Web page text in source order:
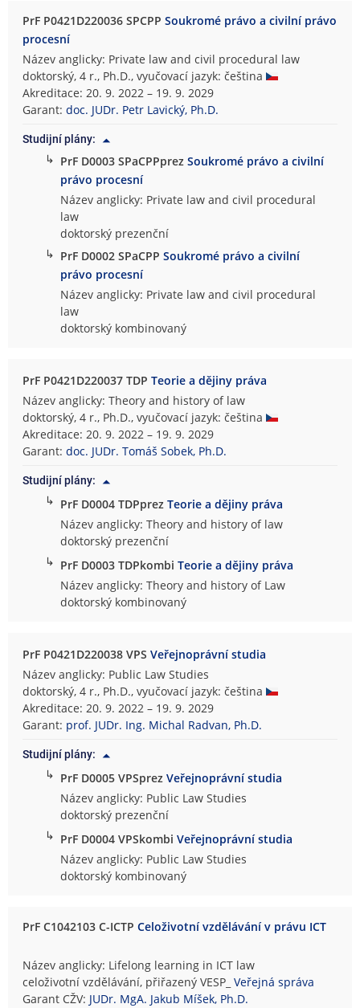
PrF P0421D220036 SPCPPSoukromé právo a civilní právo
procesní
Název anglicky: Private law and civil procedural law
doktorský, 4 r., Ph.D., vyučovací jazyk: čeština
Akreditace: 20. 9. 2022 – 19. 9. 2029
Garant:doc. JUDr. Petr Lavický, Ph.D.
Studijní plány:
↳ PrF D0003 SPaCPPprezSoukromé právo a civilní
právo procesní
Název anglicky: Private law and civil procedural
law
doktorský prezenční
↳ PrF D0002 SPaCPPSoukromé právo a civilní
právo procesní
Název anglicky: Private law and civil procedural
law
doktorský kombinovaný
PrF P0421D220037 TDPTeorie a dějiny práva
Název anglicky: Theory and history of law
doktorský, 4 r., Ph.D., vyučovací jazyk: čeština
Akreditace: 20. 9. 2022 – 19. 9. 2029
Garant:doc. JUDr. Tomáš Sobek, Ph.D.
Studijní plány:
↳ PrF D0004 TDPprezTeorie a dějiny práva
Název anglicky: Theory and history of law
doktorský prezenční
↳ PrF D0003 TDPkombiTeorie a dějiny práva
Název anglicky: Theory and history of Law
doktorský kombinovaný
PrF P0421D220038 VPSVeřejnoprávní studia
Název anglicky: Public Law Studies
doktorský, 4 r., Ph.D., vyučovací jazyk: čeština
Akreditace: 20. 9. 2022 – 19. 9. 2029
Garant: prof. JUDr. Ing. Michal Radvan, Ph.D.
Studijní plány:
↳ PrF D0005 VPSprezVeřejnoprávní studia
Název anglicky: Public Law Studies
doktorský prezenční
↳ PrF D0004 VPSkombiVeřejnoprávní studia
Název anglicky: Public Law Studies
doktorský kombinovaný
PrF C1042103 C-ICTPCeloživotní vzdělávání v právu ICT
Název anglicky: Lifelong learning in ICT law
celoživotní vzdělávání, přiřazený VESP_Veřejná správa
Garant CŽV: JUDr. MgA. Jakub Míšek, Ph.D.